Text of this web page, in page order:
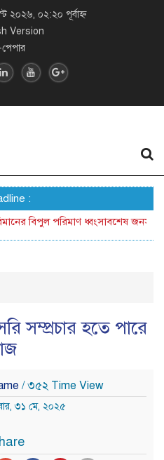
২০২৬, ০২:২০ পূর্বাহ্ন
Version
:
বিপুল পরিমাণ ধ্বংসাবশেষ জনসম্মুখে
সম্প্রচার হতে পারে
/ ৩৫২ Time View
৩১ মে, ২০২৫